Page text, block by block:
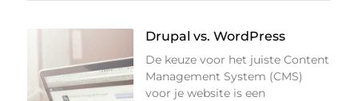
Drupal vs. WordPress
De keuze voor het juiste Content
Management System (CMS)
voor je website is een